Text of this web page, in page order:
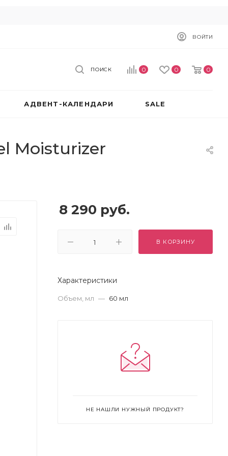
ВОЙТИ
0 0 0
ПОИСК
АДВЕНТ-КАЛЕНДАРИ SALE
Moisturizer
8 290 руб.
В КОРЗИНУ
Характеристики
Объем, мл — 60 мл
НЕ НАШЛИ НУЖНЫЙ ПРОДУКТ?